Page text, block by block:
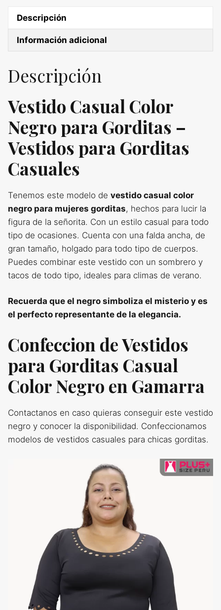
Descripción
Información adicional
Descripción
Vestido Casual Color
Negro para Gorditas –
Vestidos para Gorditas
Casuales
Tenemos este modelo de vestido casual color
negro para mujeres gorditas, hechos para lucir la
figura de la señorita. Con un estilo casual para todo
tipo de ocasiones. Cuenta con una falda ancha, de
gran tamaño, holgado para todo tipo de cuerpos.
Puedes combinar este vestido con un sombrero y
tacos de todo tipo, ideales para climas de verano.
Recuerda que el negro simboliza el misterio y es
el perfecto representante de la elegancia.
Confeccion de Vestidos
para Gorditas Casual
Color Negro en Gamarra
Contactanos en caso quieras conseguir este vestido
negro y conocer la disponibilidad. Confeccionamos
modelos de vestidos casuales para chicas gorditas.